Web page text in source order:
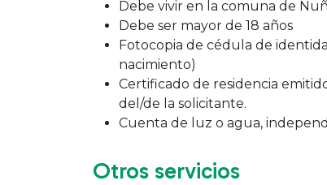
Debe vivir en la comuna de
Debe ser mayor de 18 años
Fotocopia de cédula de
nacimiento)
Certificado de residencia
del/de la solicitante.
Cuenta de luz o agua,
Otros servicios